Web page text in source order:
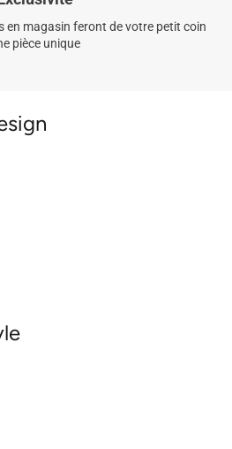
en magasin feront de votre petit coin
pièce unique